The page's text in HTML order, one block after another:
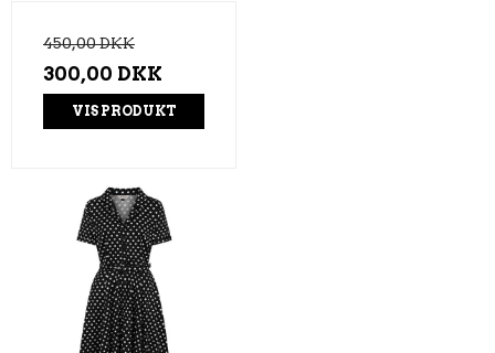
450,00 DKK
300,00 DKK
VIS PRODUKT